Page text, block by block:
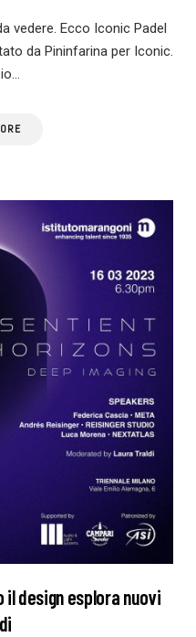
vedere. Ecco Iconic Padel
da Pininfarina per Iconic.
il design esplora nuovi